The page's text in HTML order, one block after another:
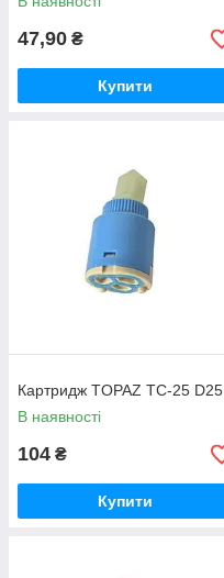
47,90 ₴
Купити
Картридж TOPAZ TC-25 D25
В наявності
104 ₴
Купити